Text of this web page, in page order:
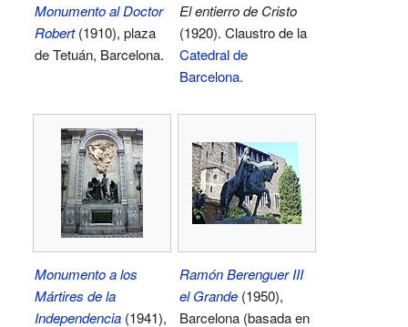
Monumento al Doctor
Robert(1910), plaza
de Tetuán, Barcelona.
El entierro de Cristo
(1920). Claustro de la
Catedral de
Barcelona.
Monumento a los
Mártires de la
Independencia (1941),
Ramón Berenguer III
el Grande (1950),
Barcelona (basada en